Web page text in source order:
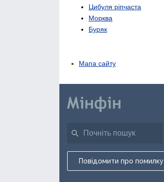
Цибуля ріпчаста
Морква
Буряк
Мапа сайту
Повідомити про помилку